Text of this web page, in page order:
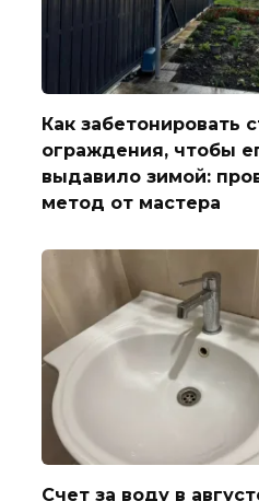
Как забетонировать
ограждения, чтобы
выдавило зимой:
метод от мастера
Счет за воду в